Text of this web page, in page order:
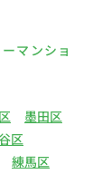
マンショ
墨田区
区
練馬区